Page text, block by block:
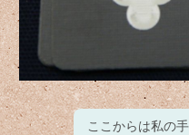
ここからは私の